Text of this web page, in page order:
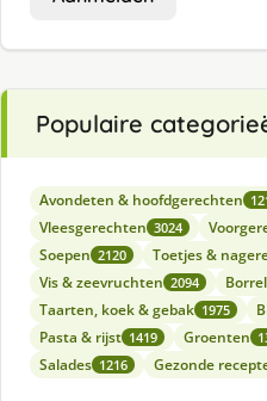
Populaire
Avondeten & hoofdgerechten
Vleesgerechten 3024
Soepen 2120 Toetjes &
Vis & zeevruchten 2094
Taarten, koek & gebak 1975
Pasta & rijst 1419 Groenten
Salades 1216 Gezonde